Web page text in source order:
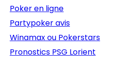
Poker en ligne
Partypoker avis
Winamax ou Pokerstars
Pronostics PSG Lorient